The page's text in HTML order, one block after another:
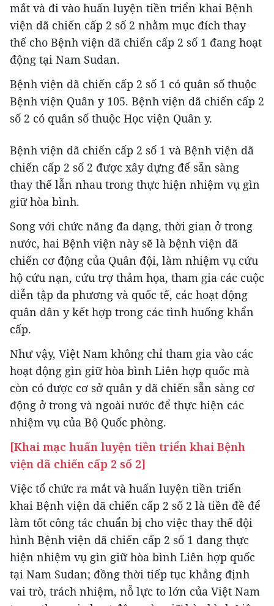
mắt và đi vào huấn luyện tiền triển khai Bệnh
viện dã chiến cấp 2 số 2 nhằm mục đích thay
thế cho Bệnh viện dã chiến cấp 2 số 1 đang hoạt
động tại Nam Sudan.
Bệnh viện dã chiến cấp 2 số 1 có quân số thuộc
Bệnh viện Quân y 105. Bệnh viện dã chiến cấp 2
số 2 có quân số thuộc Học viện Quân y.
Bệnh viện dã chiến cấp 2 số 1 và Bệnh viện dã
chiến cấp 2 số 2 được xây dựng để sẵn sàng
thay thế lẫn nhau trong thực hiện nhiệm vụ gìn
giữ hòa bình.
Song với chức năng đa dạng, thời gian ở trong
nước, hai Bệnh viện này sẽ là bệnh viện dã
chiến cơ động của Quân đội, làm nhiệm vụ cứu
hộ cứu nạn, cứu trợ thảm họa, tham gia các cuộc
diễn tập đa phương và quốc tế, các hoạt động
quân dân y kết hợp trong các tình huống khẩn
cấp.
Như vậy, Việt Nam không chỉ tham gia vào các
hoạt động gìn giữ hòa bình Liên hợp quốc mà
còn có được cơ sở quân y dã chiến sẵn sàng cơ
động ở trong và ngoài nước để thực hiện các
nhiệm vụ của Bộ Quốc phòng.
[Khai mạc huấn luyện tiền triển khai Bệnh
viện dã chiến cấp 2 số 2]
Việc tổ chức ra mắt và huấn luyện tiền triển
khai Bệnh viện dã chiến cấp 2 số 2 là tiền đề để
làm tốt công tác chuẩn bị cho việc thay thế đội
hình Bệnh viện dã chiến cấp 2 số 1 đang thực
hiện nhiệm vụ gìn giữ hòa bình Liên hợp quốc
tại Nam Sudan; đồng thời tiếp tục khẳng định
vai trò, trách nhiệm, nỗ lực to lớn của Việt Nam